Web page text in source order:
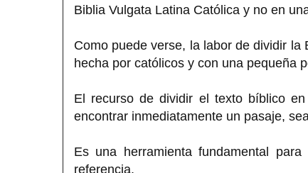
Biblia Vulgata Latina Católica y no en
Como puede verse, la labor de dividir
hecha por católicos y con una pequeña
El recurso de dividir el texto bíblico
encontrar inmediatamente un pasaje,
Es una herramienta fundamental
referencia.